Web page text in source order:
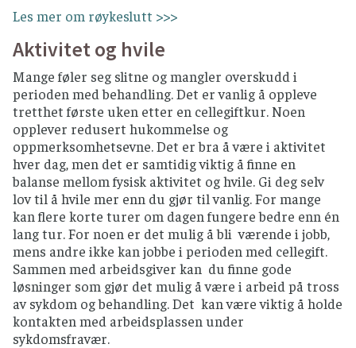
Les mer om røykeslutt >>>
Aktivitet og hvile
Mange føler seg slitne og mangler overskudd i
perioden med behandling. Det er vanlig å oppleve
tretthet første uken etter en cellegiftkur. Noen
opplever redusert hukommelse og
oppmerksomhetsevne. Det er bra å være i aktivitet
hver dag, men det er samtidig viktig å finne en
balanse mellom fysisk aktivitet og hvile. Gi deg selv
lov til å hvile mer enn du gjør til vanlig. For mange
kan flere korte turer om dagen fungere bedre enn én
lang tur. For noen er det mulig å bli værende i jobb,
mens andre ikke kan jobbe i perioden med cellegift.
Sammen med arbeidsgiver kan du finne gode
løsninger som gjør det mulig å være i arbeid på tross
av sykdom og behandling. Det kan være viktig å holde
kontakten med arbeidsplassen under
sykdomsfravær.